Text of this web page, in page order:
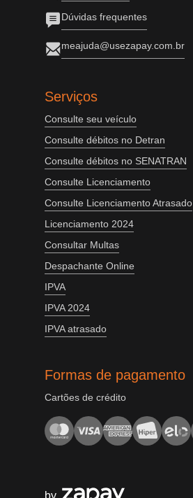
Dúvidas frequentes
meajuda@usezapay.com.br
Serviços
Consulte seu veículo
Consulte débitos no Detran
Consulte débitos no SENATRAN
Consulte Licenciamento
Consulte Licenciamento Atrasado
Licenciamento 2024
Consultar Multas
Despachante Online
IPVA
IPVA 2024
IPVA atrasado
Formas de pagamento
Cartões de crédito
by